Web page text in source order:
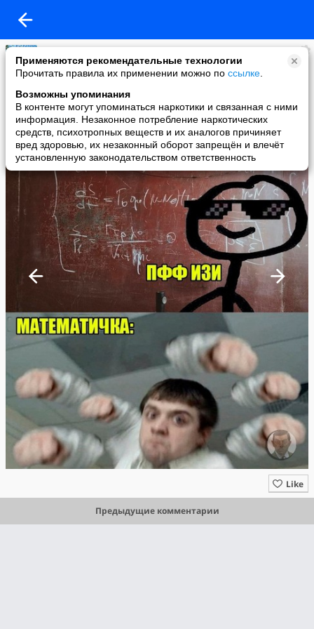
Применяются рекомендательные технологии
Прочитать правила их применении можно по ссылке
Возможны упоминания
В контенте могут упоминаться наркотики и связанная с ними
информация. Незаконное потребление наркотических
средств, психотропных веществ и их аналогов причиняет
вред здоровью, их незаконный оборот запрещён и влечёт
установленную законодательством ответственность
Смешные шутки юмора
added a photo
08 Feb в 14:59
Like
Предыдущие комментарии